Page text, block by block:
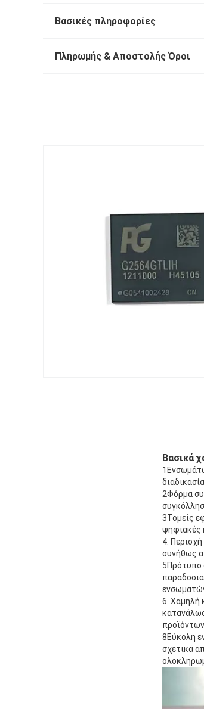
Βασικές πληροφορίες
Πληρωμής & Αποστολής Όροι
Βασικά
2Φόρμα
3Τομείς
ψηφιακές
4.
συνήθως
5Πρότυπο
6. Χαμηλή
8Εύκολη
σχετικά